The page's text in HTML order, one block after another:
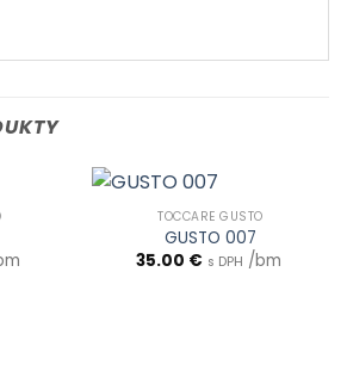
TOCCARE GUSTO
GUSTO 007
35.00 € s DPH /bm